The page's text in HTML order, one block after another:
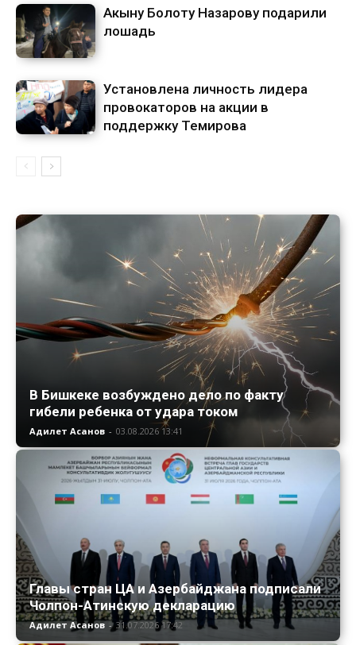
Акыну Болоту Назарову подарили
лошадь
Установлена личность лидера
провокаторов на акции в
поддержку Темирова
В Бишкеке возбуждено дело по факту
гибели ребенка от удара током
Адилет Асанов - 03.08.2026 13:41
Главы стран ЦА и Азербайджана подписали
Чолпон-Атинскую декларацию
Адилет Асанов - 31.07.2026 17:42